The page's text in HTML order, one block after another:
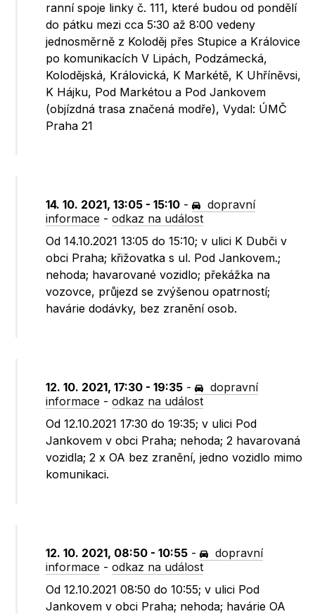
ranní spoje linky č. 111, které budou od pondělí
do pátku mezi cca 5:30 až 8:00 vedeny
jednosměrně z Koloděj přes Stupice a Královice
po komunikacích V Lipách, Podzámecká,
Kolodějská, Královická, K Markétě, K Uhříněvsi,
K Hájku, Pod Markétou a Pod Jankovem
(objízdná trasa značená modře), Vydal: ÚMČ
Praha 21
14. 10. 2021, 13:05 - 15:10 -
dopravní
informace -odkaz na událost
Od 14.10.2021 13:05 do 15:10; v ulici K Dubči v
obci Praha; křižovatka s ul. Pod Jankovem.;
nehoda; havarované vozidlo; překážka na
vozovce, průjezd se zvýšenou opatrností;
havárie dodávky, bez zranění osob.
12. 10. 2021, 17:30 - 19:35 -
dopravní
informace -odkaz na událost
Od 12.10.2021 17:30 do 19:35; v ulici Pod
Jankovem v obci Praha; nehoda; 2 havarovaná
vozidla; 2 x OA bez zranění, jedno vozidlo mimo
komunikaci.
12. 10. 2021, 08:50 - 10:55 -
dopravní
informace -odkaz na událost
Od 12.10.2021 08:50 do 10:55; v ulici Pod
Jankovem v obci Praha; nehoda; havárie OA